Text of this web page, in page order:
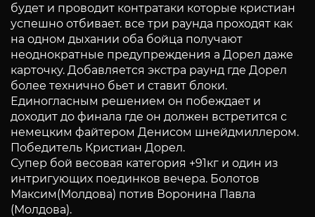
будет и проводит контратаки которые кристиан
успешно отбивает. все три раунда проходят как
на одном дыхании оба бойца получают
неоднократные предупреждения а Дорел даже
карточку. Добавляется экстра раунд где Дорел
более технично бьет и ставит блоки.
Единогласным решением он побеждает и
доходит до финала где он должен встретится с
немецким файтером Денисом шнейдмиллером.
Победитель Кристиан Дорел.
Супер бой весовая категория +91кг и один из
интригующих поединков вечера. Болотов
Максим(Молдова) потив Воронина Павла
(Молдова).